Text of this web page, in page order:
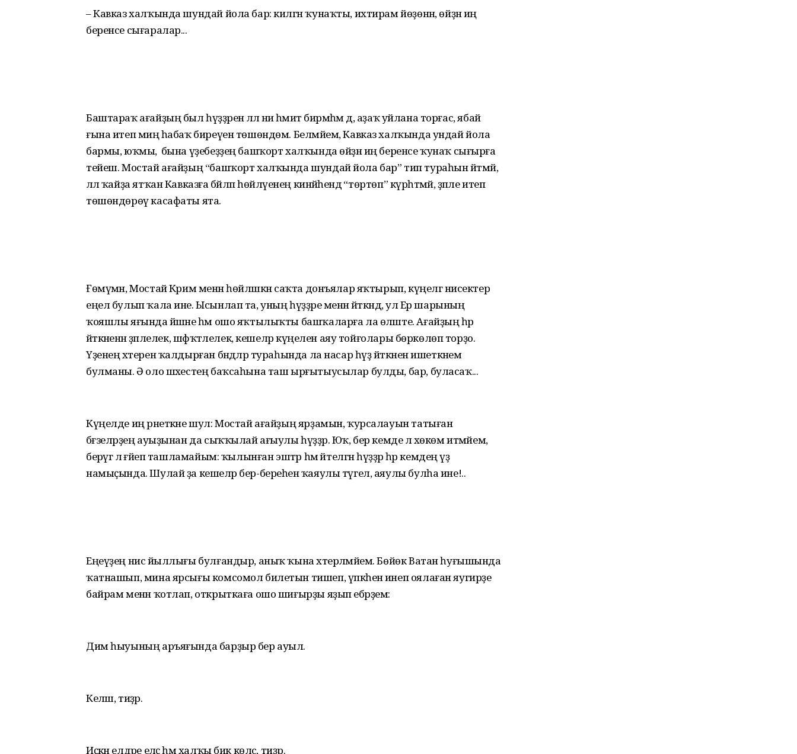
– Кавказ халҡында шундай йола бар: килгән ҡунаҡты, ихтирам йөҙөнән, өйҙән иң
беренсе сығаралар...
Баштараҡ ағайҙың был һүҙҙәренә әллә ни әһәмиәт бирмәһәм дә, аҙаҡ уйлана торғас, ябай
ғына итеп миңә һабаҡ биреүен төшөндөм. Белмәйем, Кавказ халҡында ундай йола
бармы, юҡмы, ә бына үҙебеҙҙең башҡорт халҡында өйҙән иң беренсе ҡунаҡ сығырға
тейеш. Мостай ағайҙың “башҡорт халҡында шундай йола бар” тип тураһын әйтмәй,
әллә ҡайҙа ятҡан Кавказға бәйләп һөйләүенең кинәйәһендә “төртөп” күрһәтмәй, әҙәпле итеп
төшөндөрөү касафаты ята.
Ғөмүмән, Мостай Кәрим менән һөйләшкән саҡта донъя­лар яҡтырып, күңелгә нисектер
еңел булып ҡала ине. Ысынлап та, уның һүҙҙәре менән әйткәндә, ул Ер шарының
ҡояшлы яғында йәшәне һәм ошо яҡтылыҡты башҡаларға ла өләште. Ағайҙың һәр
әйткәненән әҙәплелек, шәфҡәтлелек, кешеләр күңелен аяу тойғолары бөркөлөп торҙо.
Үҙенең хәтерен ҡалдырған бәндәләр тураһында ла насар һүҙ әйткәнен ишеткәнем
булманы. Ә оло шәхестең баҡсаһына таш ырғытыусылар булды, бар, буласаҡ...
Күңелде иң әрнеткәне шул: Мостай ағайҙың ярҙамын, ҡурсалауын татыған
бәғзеләрҙең ауыҙынан да сыҡҡылай ағыулы һүҙҙәр. Юҡ, бер кемде лә хөкөм итмәйем,
берәүгә лә ғәйеп ташламайым: ҡылынған эштәр һәм әйтелгән һүҙҙәр һәр кемдең үҙ
намыҫында. Шулай ҙа кешеләр бер-береһенә ҡаяулы түгел, аяулы булһа ине!..
Еңеүҙең нисә йыллығы булғандыр, аныҡ ҡына хәтерләмәйем. Бөйөк Ватан һуғышында
ҡатнашып, мина ярсығы комсомол билетын тишеп, үпкәһенә инеп оялаған яугирҙе
байрам менән ҡотлап, открыткаға ошо шиғырҙы яҙып ебәрҙем:
Дим һыуының аръяғында барҙыр бер ауыл.
Келәш, тиҙәр.
Иҫкән елдәре еләҫ һәм халҡы бик көләс, тиҙәр.